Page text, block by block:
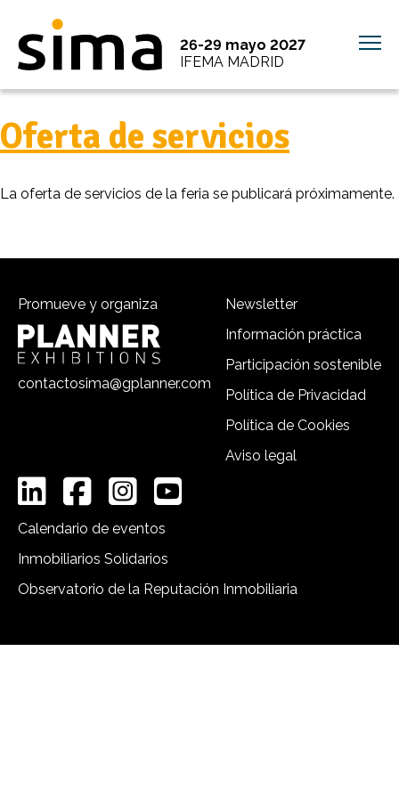
26-29 mayo 2027
IFEMA MADRID
Oferta de servicios
La oferta de servicios de la feria se publicará próximamente.
Promueve y organiza
contactosima@gplanner.com
Newsletter
Información práctica
Participación sostenible
Política de Privacidad
Política de Cookies
Aviso legal
Calendario de eventos
Inmobiliarios Solidarios
Observatorio de la Reputación Inmobiliaria